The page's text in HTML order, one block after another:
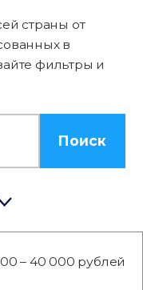
страны от
в
фильтры и
Поиск
– 40 000 рублей